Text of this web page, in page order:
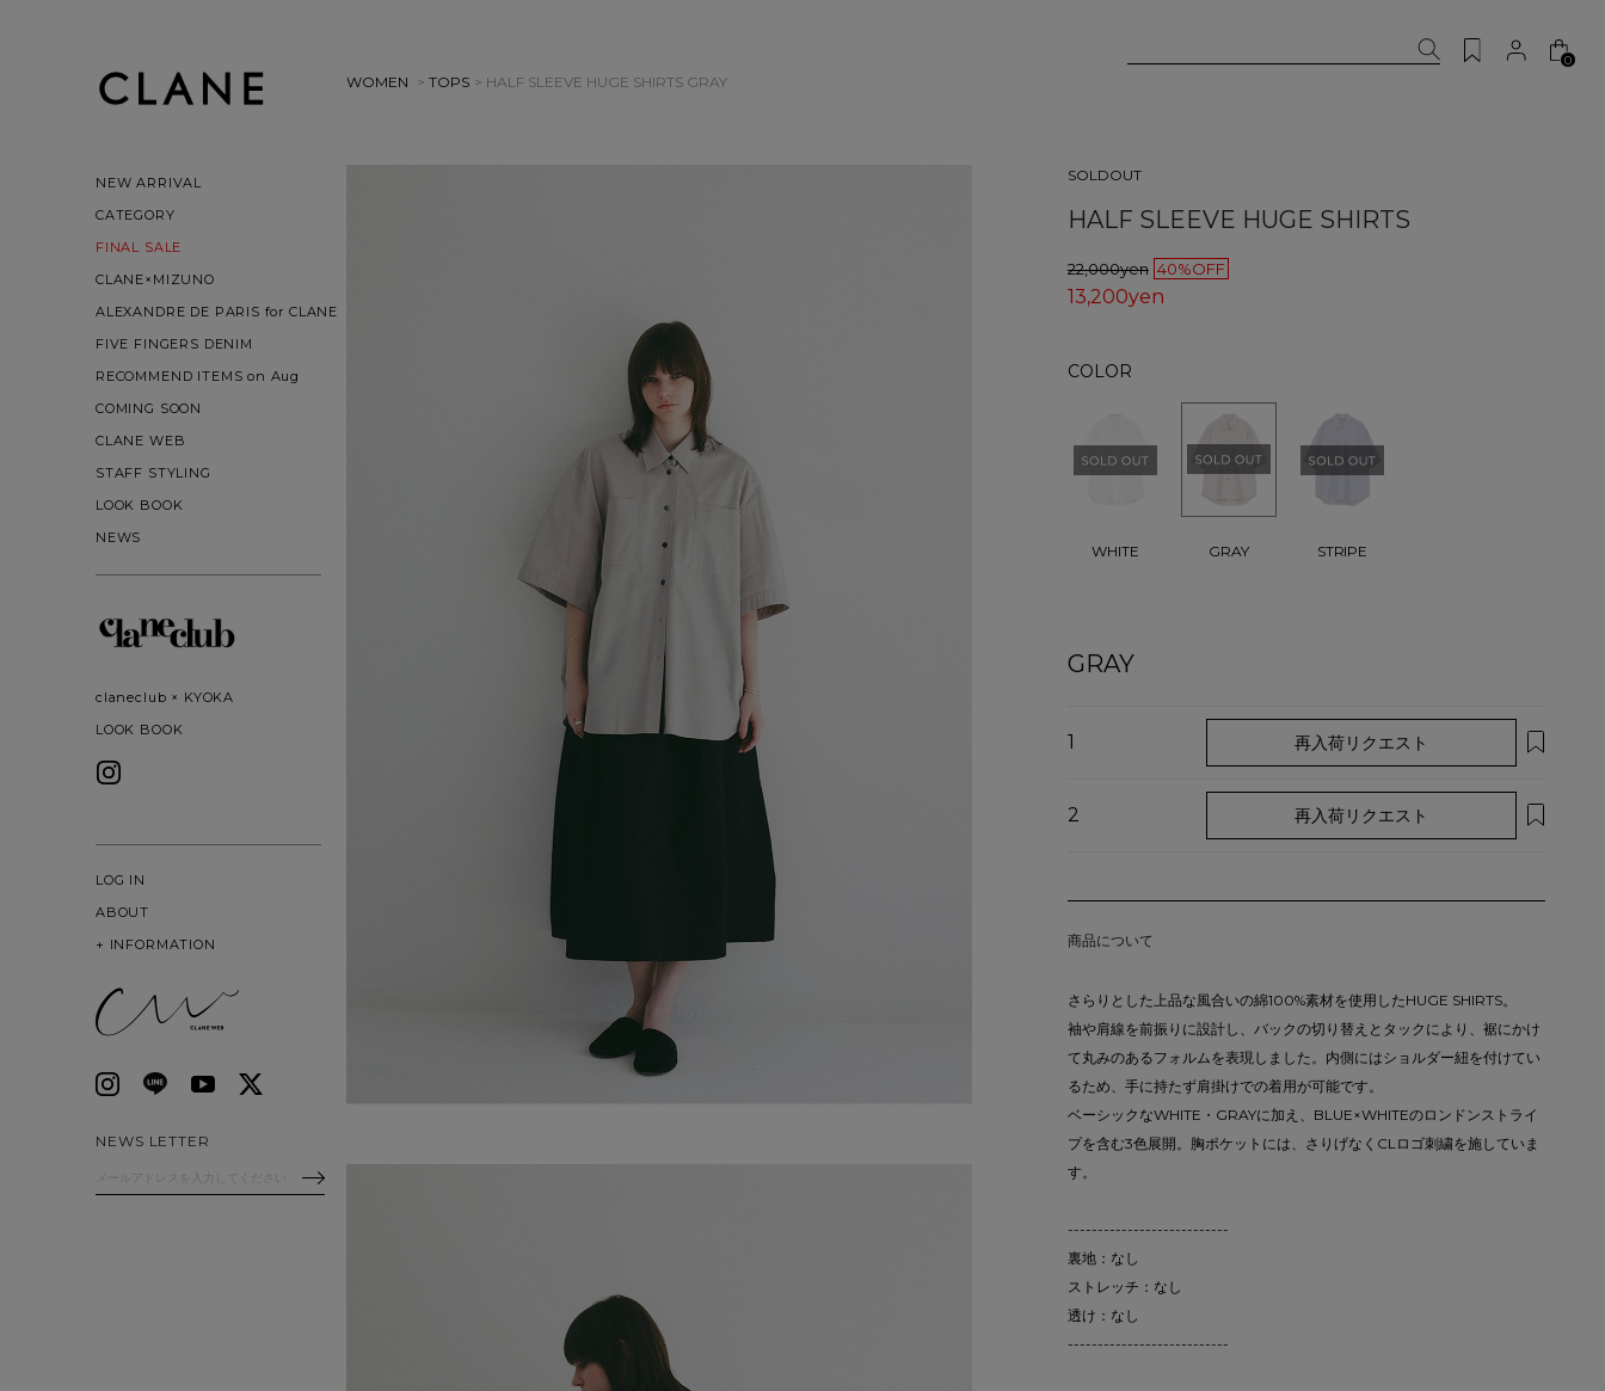
NEW ARRIVAL
CATEGORY
FINAL SALE
CLANE×MIZUNO
ALEXANDRE DE PARIS for CLANE
FIVE FINGERS DENIM
RECOMMEND ITEMS on Aug
COMING SOON
CLANE WEB
STAFF STYLING
LOOK BOOK
NEWS
claneclub × KYOKA
LOOK BOOK
LOG IN
ABOUT
+ INFORMATION
NEWS LETTER
0
WOMEN > TOPS > HALF SLEEVE HUGE SHIRTS GRAY
SOLDOUT
HALF SLEEVE HUGE SHIRTS
22,000yen 40%OFF
13,200yen
COLOR
WHITE GRAY STRIPE
GRAY
1 再入荷リクエスト
2 再入荷リクエスト
商品について
さらりとした上品な風合いの綿100%素材を使用したHUGE SHIRTS。
袖や肩線を前振りに設計し、バックの切り替えとタックにより、裾にかけ
て丸みのあるフォルムを表現しました。内側にはショルダー紐を付けてい
るため、手に持たず肩掛けでの着用が可能です。
ベーシックなWHITE・GRAYに加え、BLUE×WHITEのロンドンストライ
プを含む3色展開。胸ポケットには、さりげなくCLロゴ刺繍を施していま
す。
---------------------------
裏地：なし
ストレッチ：なし
透け：なし
---------------------------